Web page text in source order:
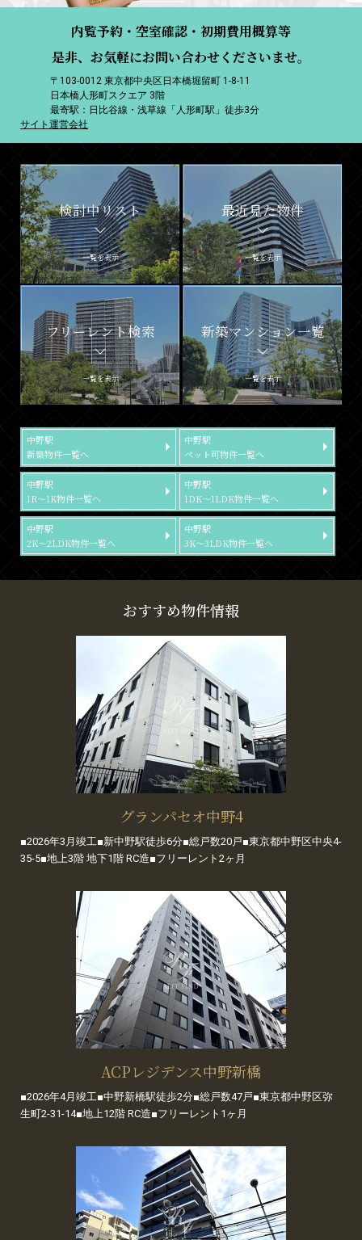
内覧予約・空室確認・初期費用概算等
是非、お気軽にお問い合わせくださいませ。
〒103-0012 東京都中央区日本橋堀留町 1-8-11
日本橋人形町スクエア 3階
最寄駅：日比谷線・浅草線「人形町駅」徒歩3分
サイト運営会社
検討中リスト
一覧を表示
最近見た物件
一覧を表示
フリーレント検索
一覧を表示
新築マンション一覧
一覧を表示
中野駅
新築物件一覧へ
中野駅
ペット可物件一覧へ
中野駅
1R～1K物件一覧へ
中野駅
1DK～1LDK物件一覧へ
中野駅
2K～2LDK物件一覧へ
中野駅
3K～3LDK物件一覧へ
おすすめ物件情報
グランパセオ中野4
■2026年3月竣工■新中野駅徒歩6分■総戸数20戸■東京都中野区中央4-
35-5■地上3階 地下1階 RC造■フリーレント2ヶ月
ACPレジデンス中野新橋
■2026年4月竣工■中野新橋駅徒歩2分■総戸数47戸■東京都中野区弥
生町2-31-14■地上12階 RC造■フリーレント1ヶ月